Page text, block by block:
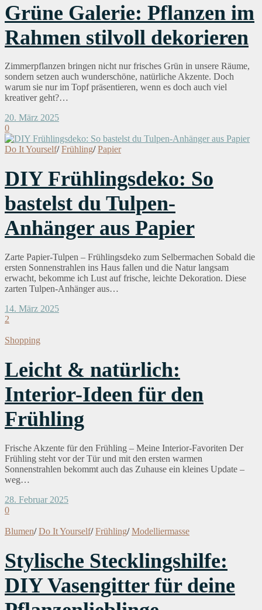
Grüne Galerie: Pflanzen im
Rahmen stilvoll dekorieren
Zimmerpflanzen bringen nicht nur frisches Grün in unsere Räume,
sondern setzen auch wunderschöne, natürliche Akzente. Doch
warum sie nur im Topf präsentieren, wenn es doch auch viel
kreativer geht?…
20. März 2025
0
Do It Yourself/ Frühling/ Papier
DIY Frühlingsdeko: So
bastelst du Tulpen-
Anhänger aus Papier
Zarte Papier-Tulpen – Frühlingsdeko zum Selbermachen Sobald die
ersten Sonnenstrahlen ins Haus fallen und die Natur langsam
erwacht, bekomme ich Lust auf frische, leichte Dekoration. Diese
zarten Tulpen-Anhänger aus…
14. März 2025
2
Shopping
Leicht & natürlich:
Interior-Ideen für den
Frühling
Frische Akzente für den Frühling – Meine Interior-Favoriten Der
Frühling steht vor der Tür und mit den ersten warmen
Sonnenstrahlen bekommt auch das Zuhause ein kleines Update –
weg…
28. Februar 2025
0
Blumen/ Do It Yourself/ Frühling/ Modelliermasse
Stylische Stecklingshilfe:
DIY Vasengitter für deine